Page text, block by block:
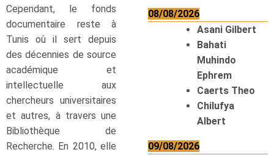
Cependant, le fonds
documentaire reste à
Tunis où il sert depuis
des décennies de source
académique et
intellectuelle aux
chercheurs universitaires
et autres, à travers une
Bibliothèque de
Recherche. En 2010, elle
08/08/2026
Asani Gilbert
Bahati
Muhindo
Ephrem
Caerts Theo
Chilufya
Albert
09/08/2026